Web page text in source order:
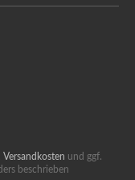
Versandkosten und ggf.
beschrieben